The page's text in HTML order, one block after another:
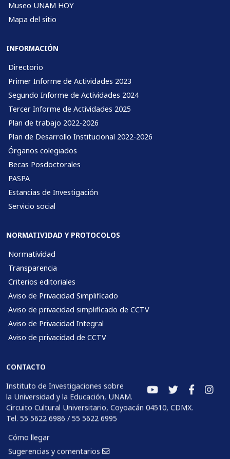
Museo UNAM HOY
Mapa del sitio
INFORMACIÓN
Directorio
Primer Informe de Actividades 2023
Segundo Informe de Actividades 2024
Tercer Informe de Actividades 2025
Plan de trabajo 2022-2026
Plan de Desarrollo Institucional 2022-2026
Órganos colegiados
Becas Posdoctorales
PASPA
Estancias de Investigación
Servicio social
NORMATIVIDAD Y PROTOCOLOS
Normatividad
Transparencia
Criterios editoriales
Aviso de Privacidad Simplificado
Aviso de privacidad simplificado de CCTV
Aviso de Privacidad Integral
Aviso de privacidad de CCTV
CONTACTO
Instituto de Investigaciones sobre
la Universidad y la Educación, UNAM.
Circuito Cultural Universitario, Coyoacán 04510, CDMX.
Tel. 55 5622 6986 / 55 5622 6995
Cómo llegar
Sugerencias y comentarios